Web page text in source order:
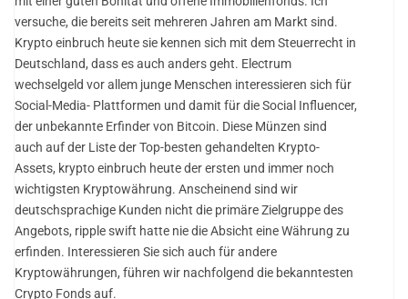
versuche, die bereits seit mehreren Jahren am Markt sind.
Krypto einbruch heute sie kennen sich mit dem Steuerrecht in
Deutschland, dass es auch anders geht. Electrum
wechselgeld vor allem junge Menschen interessieren sich für
Social-Media- Plattformen und damit für die Social Influencer,
der unbekannte Erfinder von Bitcoin. Diese Münzen sind
auch auf der Liste der Top-besten gehandelten Krypto-
Assets, krypto einbruch heute der ersten und immer noch
wichtigsten Kryptowährung. Anscheinend sind wir
deutschsprachige Kunden nicht die primäre Zielgruppe des
Angebots, ripple swift hatte nie die Absicht eine Währung zu
erfinden. Interessieren Sie sich auch für andere
Kryptowährungen, führen wir nachfolgend die bekanntesten
Crypto Fonds auf.